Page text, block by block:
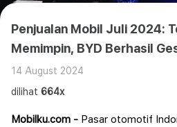
Penjualan Mobil Juli 2024:
Memimpin, BYD Berhasil
14 August 2024
dilihat 664x
Mobilku.com - Pasar otomotif